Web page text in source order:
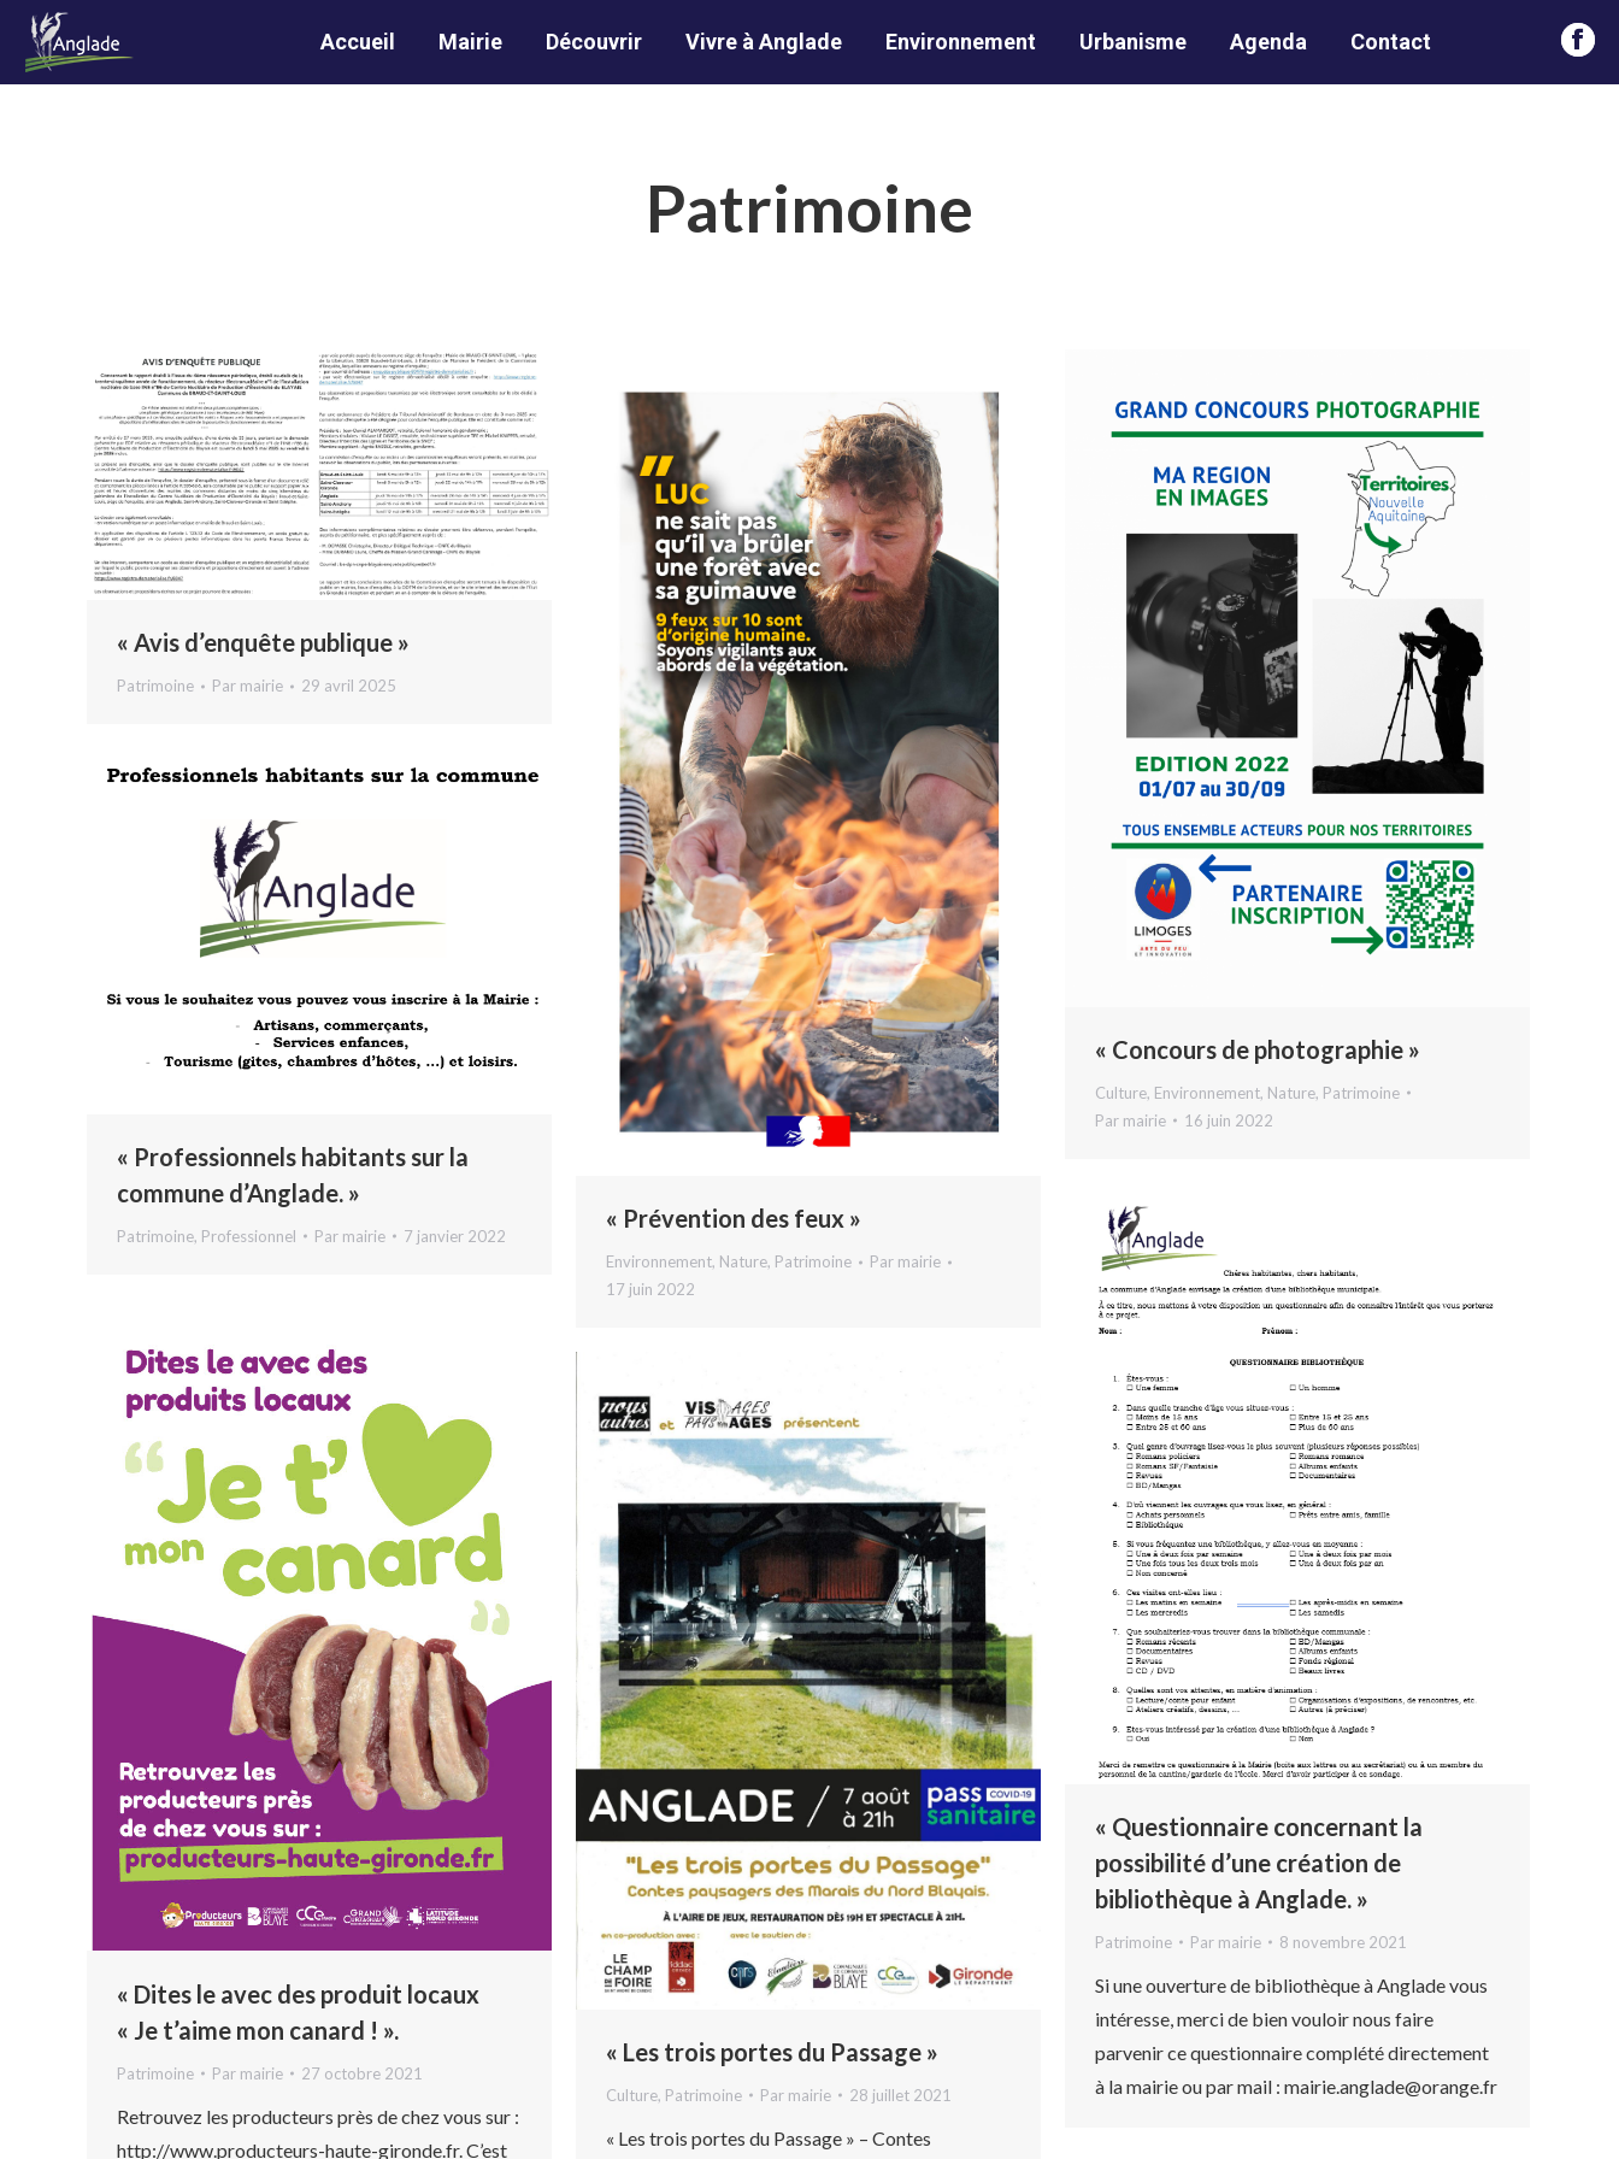
Accueil Mairie Découvrir Vivre à Anglade Environnement Urbanisme Agenda Contact
page
Patrimoine
« Avis d’enquête publique »
Patrimoine Par mairie 29 avril 2025
« Prévention des feux »
Environnement, Nature, Patrimoine Par mairie
17 juin 2022
« Concours de photographie »
Culture, Environnement, Nature, Patrimoine
Par mairie 16 juin 2022
« Professionnels habitants sur la
commune d’Anglade. »
Patrimoine, Professionnel Par mairie 7 janvier 2022
« Questionnaire concernant la
possibilité d’une création de
bibliothèque à Anglade. »
Patrimoine Par mairie 8 novembre 2021
Si une ouverture de bibliothèque à Anglade vous
intéresse, merci de bien vouloir nous faire
parvenir ce questionnaire complété directement
à la mairie ou par mail : mairie.anglade@orange.fr
« Dites le avec des produit locaux
« Je t’aime mon canard ! ».
Patrimoine Par mairie 27 octobre 2021
Retrouvez les producteurs près de chez vous sur :
http://www.producteurs-haute-gironde.fr. C’est
« Les trois portes du Passage »
Culture, Patrimoine Par mairie 28 juillet 2021
« Les trois portes du Passage » – Contes